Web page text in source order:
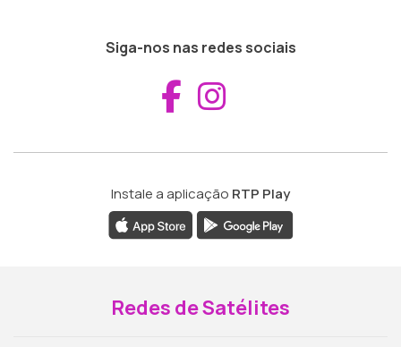
Siga-nos nas redes sociais
Aceder ao
Instale a aplicação RTP Play
Redes de Satélites